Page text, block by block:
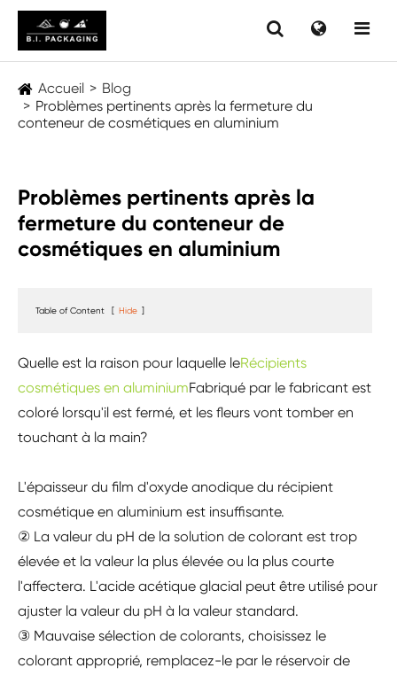
Accueil
Blog
Problèmes pertinents après la fermeture du
conteneur de cosmétiques en aluminium
Problèmes pertinents après la
fermeture du conteneur de
cosmétiques en aluminium
Table of Content [ Hide ]
Quelle est la raison pour laquelle leRécipients
cosmétiques en aluminiumFabriqué par le fabricant est
coloré lorsqu'il est fermé, et les fleurs vont tomber en
touchant à la main?
L'épaisseur du film d'oxyde anodique du récipient
cosmétique en aluminium est insuffisante.
② La valeur du pH de la solution de colorant est trop
élevée et la valeur la plus élevée ou la plus courte
l'affectera. L'acide acétique glacial peut être utilisé pour
ajuster la valeur du pH à la valeur standard.
③ Mauvaise sélection de colorants, choisissez le
colorant approprié, remplacez-le par le réservoir de